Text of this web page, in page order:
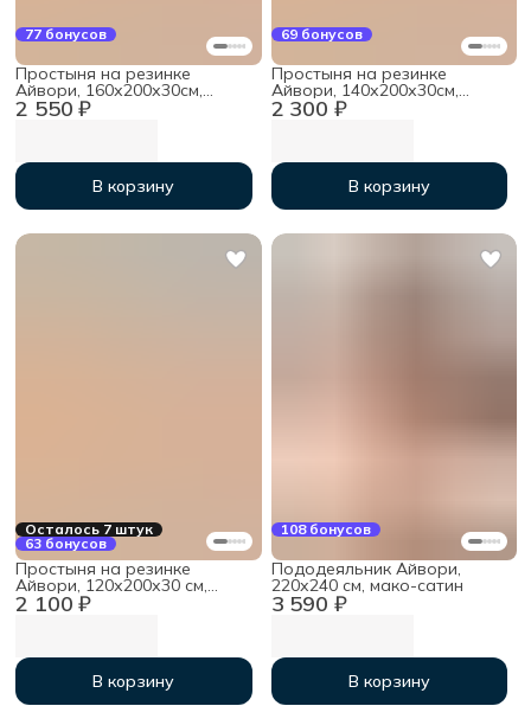
77 бонусов
2 550 ₽
Простыня на резинке
Айвори, 160х200х30см,
мако-сатин
В корзину
69 бонусов
2 300 ₽
Простыня на резинке
Айвори, 140х200х30см,
мако-сатин
В корзину
Осталось 7 штук
63 бонусов
2 100 ₽
Простыня на резинке
Айвори, 120х200х30 см,
мако-сатин
В корзину
108 бонусов
3 590 ₽
Пододеяльник Айвори,
220х240 см, мако-сатин
В корзину